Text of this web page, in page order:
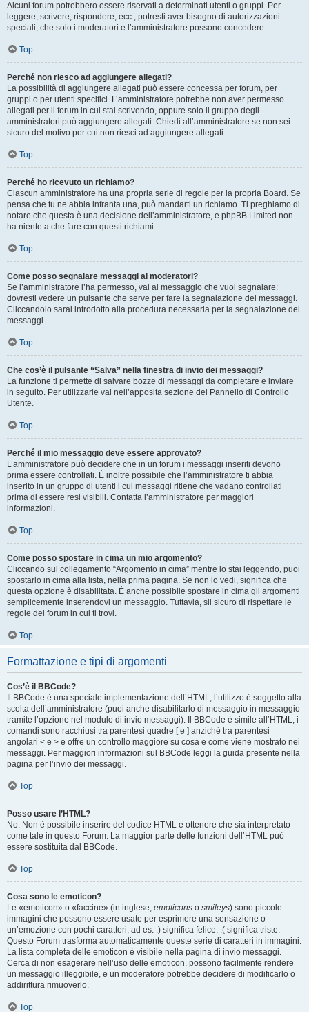
Alcuni forum potrebbero essere riservati a determinati utenti o gruppi. Per
leggere, scrivere, rispondere, ecc., potresti aver bisogno di autorizzazioni
speciali, che solo i moderatori e l’amministratore possono concedere.
Top
Perché non riesco ad aggiungere allegati?
La possibilità di aggiungere allegati può essere concessa per forum, per
gruppi o per utenti specifici. L’amministratore potrebbe non aver permesso
allegati per il forum in cui stai scrivendo, oppure solo il gruppo degli
amministratori può aggiungere allegati. Chiedi all’amministratore se non sei
sicuro del motivo per cui non riesci ad aggiungere allegati.
Top
Perché ho ricevuto un richiamo?
Ciascun amministratore ha una propria serie di regole per la propria Board. Se
pensa che tu ne abbia infranta una, può mandarti un richiamo. Ti preghiamo di
notare che questa è una decisione dell’amministratore, e phpBB Limited non
ha niente a che fare con questi richiami.
Top
Come posso segnalare messaggi ai moderatori?
Se l’amministratore l’ha permesso, vai al messaggio che vuoi segnalare:
dovresti vedere un pulsante che serve per fare la segnalazione dei messaggi.
Cliccandolo sarai introdotto alla procedura necessaria per la segnalazione dei
messaggi.
Top
Che cos’è il pulsante “Salva” nella finestra di invio dei messaggi?
La funzione ti permette di salvare bozze di messaggi da completare e inviare
in seguito. Per utilizzarle vai nell’apposita sezione del Pannello di Controllo
Utente.
Top
Perché il mio messaggio deve essere approvato?
L’amministratore può decidere che in un forum i messaggi inseriti devono
prima essere controllati. È inoltre possibile che l’amministratore ti abbia
inserito in un gruppo di utenti i cui messaggi ritiene che vadano controllati
prima di essere resi visibili. Contatta l’amministratore per maggiori
informazioni.
Top
Come posso spostare in cima un mio argomento?
Cliccando sul collegamento “Argomento in cima” mentre lo stai leggendo, puoi
spostarlo in cima alla lista, nella prima pagina. Se non lo vedi, significa che
questa opzione è disabilitata. È anche possibile spostare in cima gli argomenti
semplicemente inserendovi un messaggio. Tuttavia, sii sicuro di rispettare le
regole del forum in cui ti trovi.
Top
Formattazione e tipi di argomenti
Cos’è il BBCode?
Il BBCode è una speciale implementazione dell’HTML; l’utilizzo è soggetto alla
scelta dell’amministratore (puoi anche disabilitarlo di messaggio in messaggio
tramite l’opzione nel modulo di invio messaggi). Il BBCode è simile all’HTML, i
comandi sono racchiusi tra parentesi quadre [ e ] anziché tra parentesi
angolari < e > e offre un controllo maggiore su cosa e come viene mostrato nei
messaggi. Per maggiori informazioni sul BBCode leggi la guida presente nella
pagina per l’invio dei messaggi.
Top
Posso usare l’HTML?
No. Non è possibile inserire del codice HTML e ottenere che sia interpretato
come tale in questo Forum. La maggior parte delle funzioni dell’HTML può
essere sostituita dal BBCode.
Top
Cosa sono le emoticon?
Le «emoticon» o «faccine» (in inglese, emoticons o smileys) sono piccole
immagini che possono essere usate per esprimere una sensazione o
un’emozione con pochi caratteri; ad es. :) significa felice, :( significa triste.
Questo Forum trasforma automaticamente queste serie di caratteri in immagini.
La lista completa delle emoticon è visibile nella pagina di invio messaggi.
Cerca di non esagerare nell’uso delle emoticon, possono facilmente rendere
un messaggio illeggibile, e un moderatore potrebbe decidere di modificarlo o
addirittura rimuoverlo.
Top